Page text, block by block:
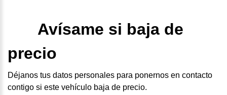
Avísame si baja de
precio
Déjanos tus datos personales para ponernos en contacto
contigo si este vehículo baja de precio.